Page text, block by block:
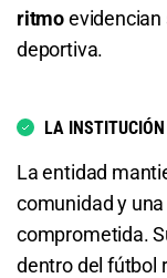
1.33
6.62
Total de Goles -
1.13
ritmoevidencian
deportiva.
LA INSTITUCIÓN
La entidad
comunidad y
comprometida.
dentro del fútbol